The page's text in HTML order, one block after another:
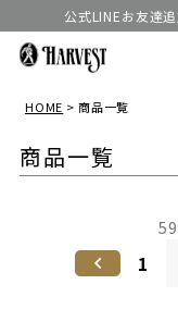
公式LINEお友達
HOME 商品一覧
商品一覧
1